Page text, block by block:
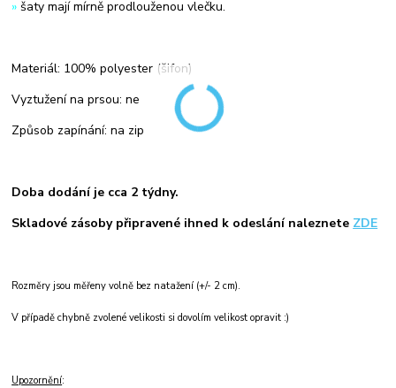
» šaty mají mírně prodlouženou vlečku.
Materiál: 100% polyester (šifon)
Vyztužení na prsou: ne
Způsob zapínání: na zip
Doba dodání je cca 2 týdny.
Skladové zásoby připravené ihned k odeslání naleznete ZDE
Rozměry jsou měřeny volně bez natažení (+/- 2 cm).
V případě chybně zvolené velikosti si dovolím velikost opravit :)
Upozornění: